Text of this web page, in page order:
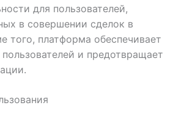
для пользователей,
в совершении сделок в
того, платформа обеспечивает
и предотвращает